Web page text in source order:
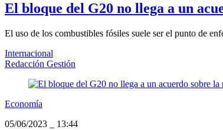
El bloque del G20 no llega a un
El uso de los combustibles fósiles suele ser el punto de
Internacional
Redacción Gestión
Economía
05/06/2023
13:44